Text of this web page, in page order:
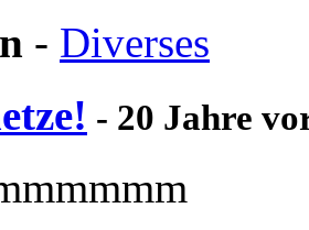
- Diverses
- 20 Jahre